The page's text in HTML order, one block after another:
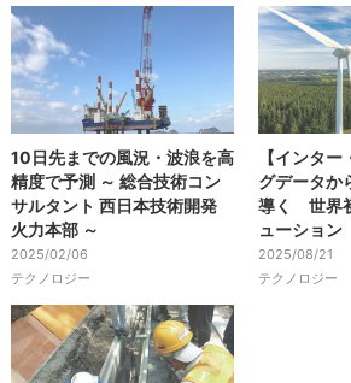
10日先までの風況・波浪を高
精度で予測 ～ 総合技術コン
サルタント 西日本技術開発
火力本部 ～
2025/02/06
テクノロジー
【インタ
グデータか
導く 世界
ューション
2025/08/21
テクノロジー